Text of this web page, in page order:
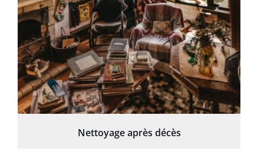
Nettoyage après décès